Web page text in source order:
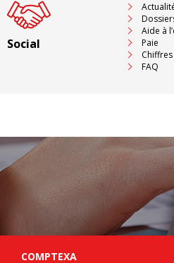
Social
Aide à
Paie
FAQ
COMPTEXA